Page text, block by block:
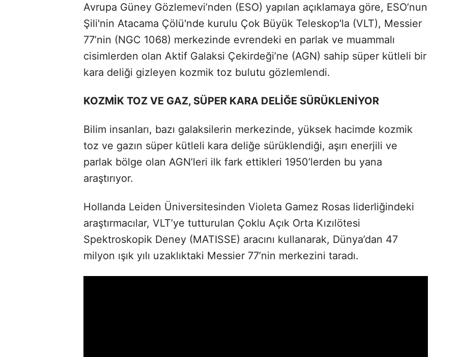
Avrupa Güney Gözlemevi’nden (ESO) yapılan açıklamaya göre, ESO’nun
Şili'nin Atacama Çölü'nde kurulu Çok Büyük Teleskop'la (VLT), Messier
77’nin (NGC 1068) merkezinde evrendeki en parlak ve muammalı
cisimlerden olan Aktif Galaksi Çekirdeği’ne (AGN) sahip süper kütleli bir
kara deliği gizleyen kozmik toz bulutu gözlemlendi.
KOZMİK TOZ VE GAZ, SÜPER KARA DELİĞE SÜRÜKLENİYOR
Bilim insanları, bazı galaksilerin merkezinde, yüksek hacimde kozmik
toz ve gazın süper kütleli kara deliğe sürüklendiği, aşırı enerjili ve
parlak bölge olan AGN’leri ilk fark ettikleri 1950’lerden bu yana
araştırıyor.
Hollanda Leiden Üniversitesinden Violeta Gamez Rosas liderliğindeki
araştırmacılar, VLT’ye tutturulan Çoklu Açık Orta Kızılötesi
Spektroskopik Deney (MATISSE) aracını kullanarak, Dünya’dan 47
milyon ışık yılı uzaklıktaki Messier 77’nin merkezini taradı.